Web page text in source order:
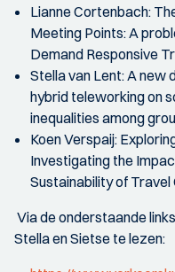
Lianne Cortenbach:
Meeting Points: A
Demand Responsive
Stella van Lent: A new
hybrid teleworking on
inequalities among
Koen Verspaij:
Investigating the
Sustainability of Travel
Via de onderstaande
Stella en Sietse te lezen: